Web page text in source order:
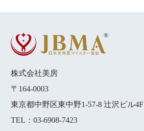
株式会社美房
〒164-0003
東京都中野区東中野1-57-8 辻沢ビル4F
TEL：03-6908-7423